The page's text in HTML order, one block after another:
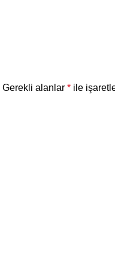
Gerekli alanlar * ile